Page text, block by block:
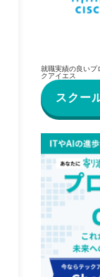
就職実績の良いプ
クアイエス
スクー